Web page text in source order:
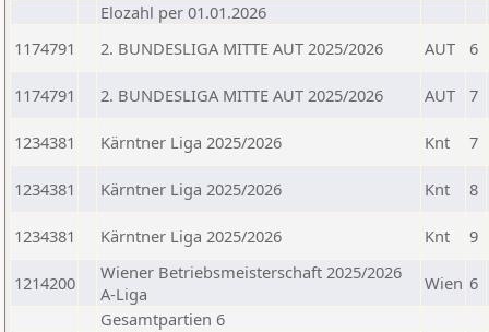
Elozahl per 01.01.2026
1174791
2. BUNDESLIGA MITTE AUT 2025/2026 AUT 6
1174791 2. BUNDESLIGA MITTE AUT 2025/2026 AUT 7
1234381 Kärntner Liga 2025/2026 Knt 7
1234381 Kärntner Liga 2025/2026 Knt 8
1234381 Kärntner Liga 2025/2026 Knt 9
1214200
Wiener Betriebsmeisterschaft 2025/2026
A-Liga
Wien 6
Gesamtpartien 6